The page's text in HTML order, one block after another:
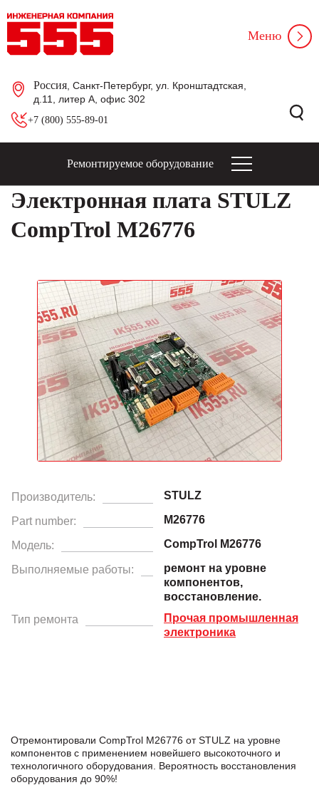
Россия , Санкт-Петербург, ул. Кронштадтская,
д.11, литер А, офис 302
+7 (800) 555-89-01
Меню
Ремонтируемое оборудование
Электронная плата STULZ
CompTrol M26776
Производитель: STULZ
Part number: M26776
Модель: CompTrol M26776
Выполняемые работы:
ремонт на уровне
компонентов,
восстановление.
Тип ремонта
Прочая промышленная
электроника
Отремонтировали CompTrol M26776 от STULZ на уровне
компонентов с применением новейшего высокоточного и
технологичного оборудования. Вероятность восстановления
оборудования до 90%!